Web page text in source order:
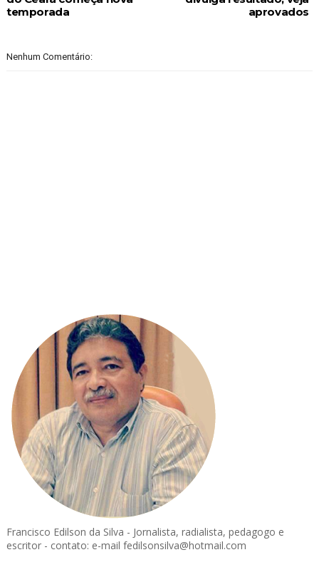
aprovados
temporada
Nenhum Comentário:
Francisco Edilson da Silva - Jornalista, radialista, pedagogo e
escritor - contato: e-mail fedilsonsilva@hotmail.com